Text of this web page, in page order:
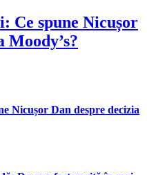
Ce spune Nicușor
Moody’s?
Nicușor Dan despre decizia